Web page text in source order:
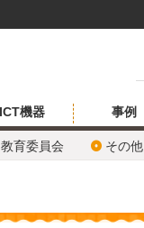
教育委員会 その他
ICT機器 事例